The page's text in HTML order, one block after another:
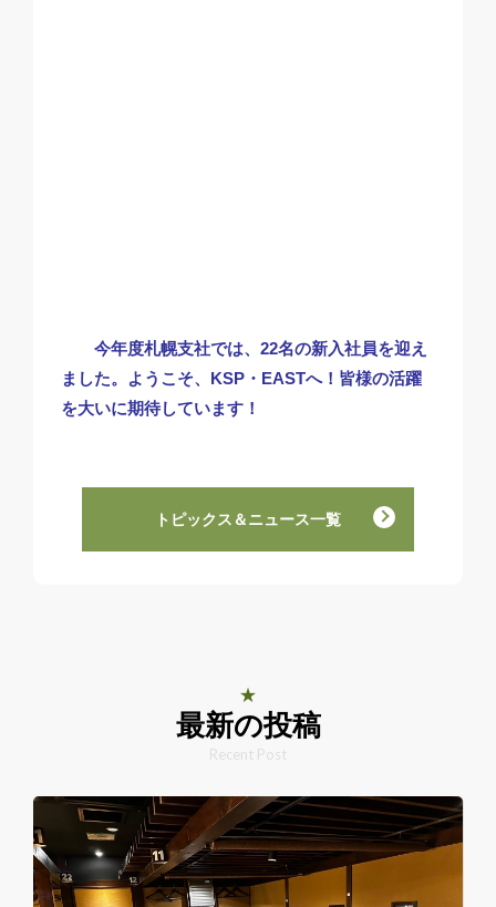
今年度札幌支社では、22名の新入社員を迎え
ました。ようこそ、KSP・EASTへ！皆様の活躍
を大いに期待しています！
トピックス＆ニュース一覧
最新の投稿
Recent Post